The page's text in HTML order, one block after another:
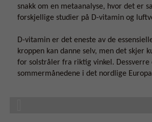
snakk om en metaanalyse, hvor det er
forskjellige studier på D-vitamin og
D-vitamin er det eneste av de
kroppen kan danne selv, men det skjer
for solstråler fra riktig vinkel. Dessverre
sommermånedene i det nordlige